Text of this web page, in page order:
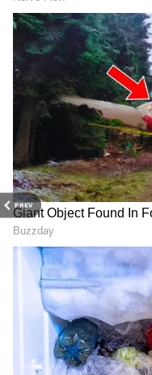
PREV
அவரது கையில்
விழுந்தது.
ஆனதாக நடுவர்
ஏசியாநெட்